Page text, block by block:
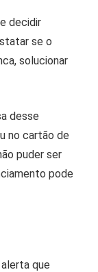
decidir
se o
solucionar
desse
no cartão de
puder ser
pode
que